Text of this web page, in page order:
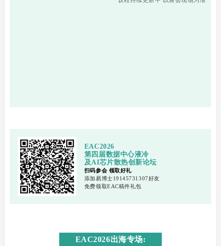
EAC2026
第四届数据中心液冷
及AI芯片散热创新论坛
扫码参会 领取好礼
添加易博士19145731307好友
免费领取EAC稿件礼包
EAC2026出海专场: